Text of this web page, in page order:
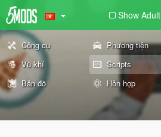
Show Adult
Công cụ Phương tiện
Vũ khí
Scripts
Bản đồ
Hỗn hợp